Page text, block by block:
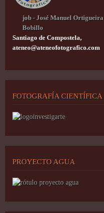
job - José Manuel Ortigueira
Bobillo
Santiago de Compostela,
ateneo@ateneofotografico.com
FOTOGRAFÍA CIENTÍFICA
PROYECTO AGUA